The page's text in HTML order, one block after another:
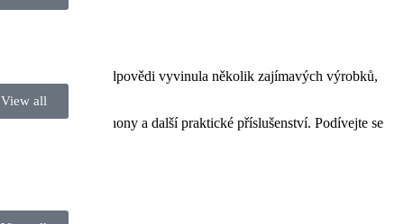
View all
Rollick. Místo odpovědi vyvinula několik zajímavých výrobků,
pákové pohony a další praktické příslušenství. Podívejte se